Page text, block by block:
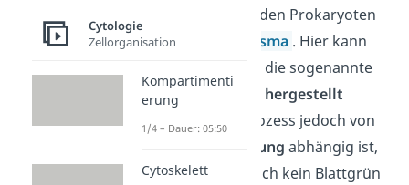
. In den Prokaryoten
liegt es im
Cytoplasma . Hier kann
das Blattgrün über die sogenannte
Biosynthese
selbst hergestellt
werden. Da der Prozess jedoch von
Lichteinstrahlung abhängig ist,
kann ohne Licht auch kein Blattgrün
Cytologie
Zellorganisation
Kompartimenti
erung
1/4 – Dauer: 05:50
Cytoskelett